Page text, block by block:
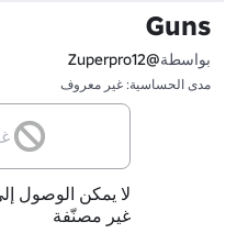
Guns
بواسطة@Zuperpro12
مدى الحساسية: غير معروف
لا يمكن الوصول
غير مصنّفة